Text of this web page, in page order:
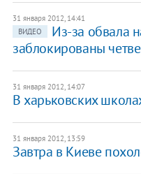
31 января 2012, 14:41
ВИДЕО
Из-за обвала
заблокированы
31 января 2012, 14:07
В харьковских
31 января 2012, 13:59
Завтра в Киеве